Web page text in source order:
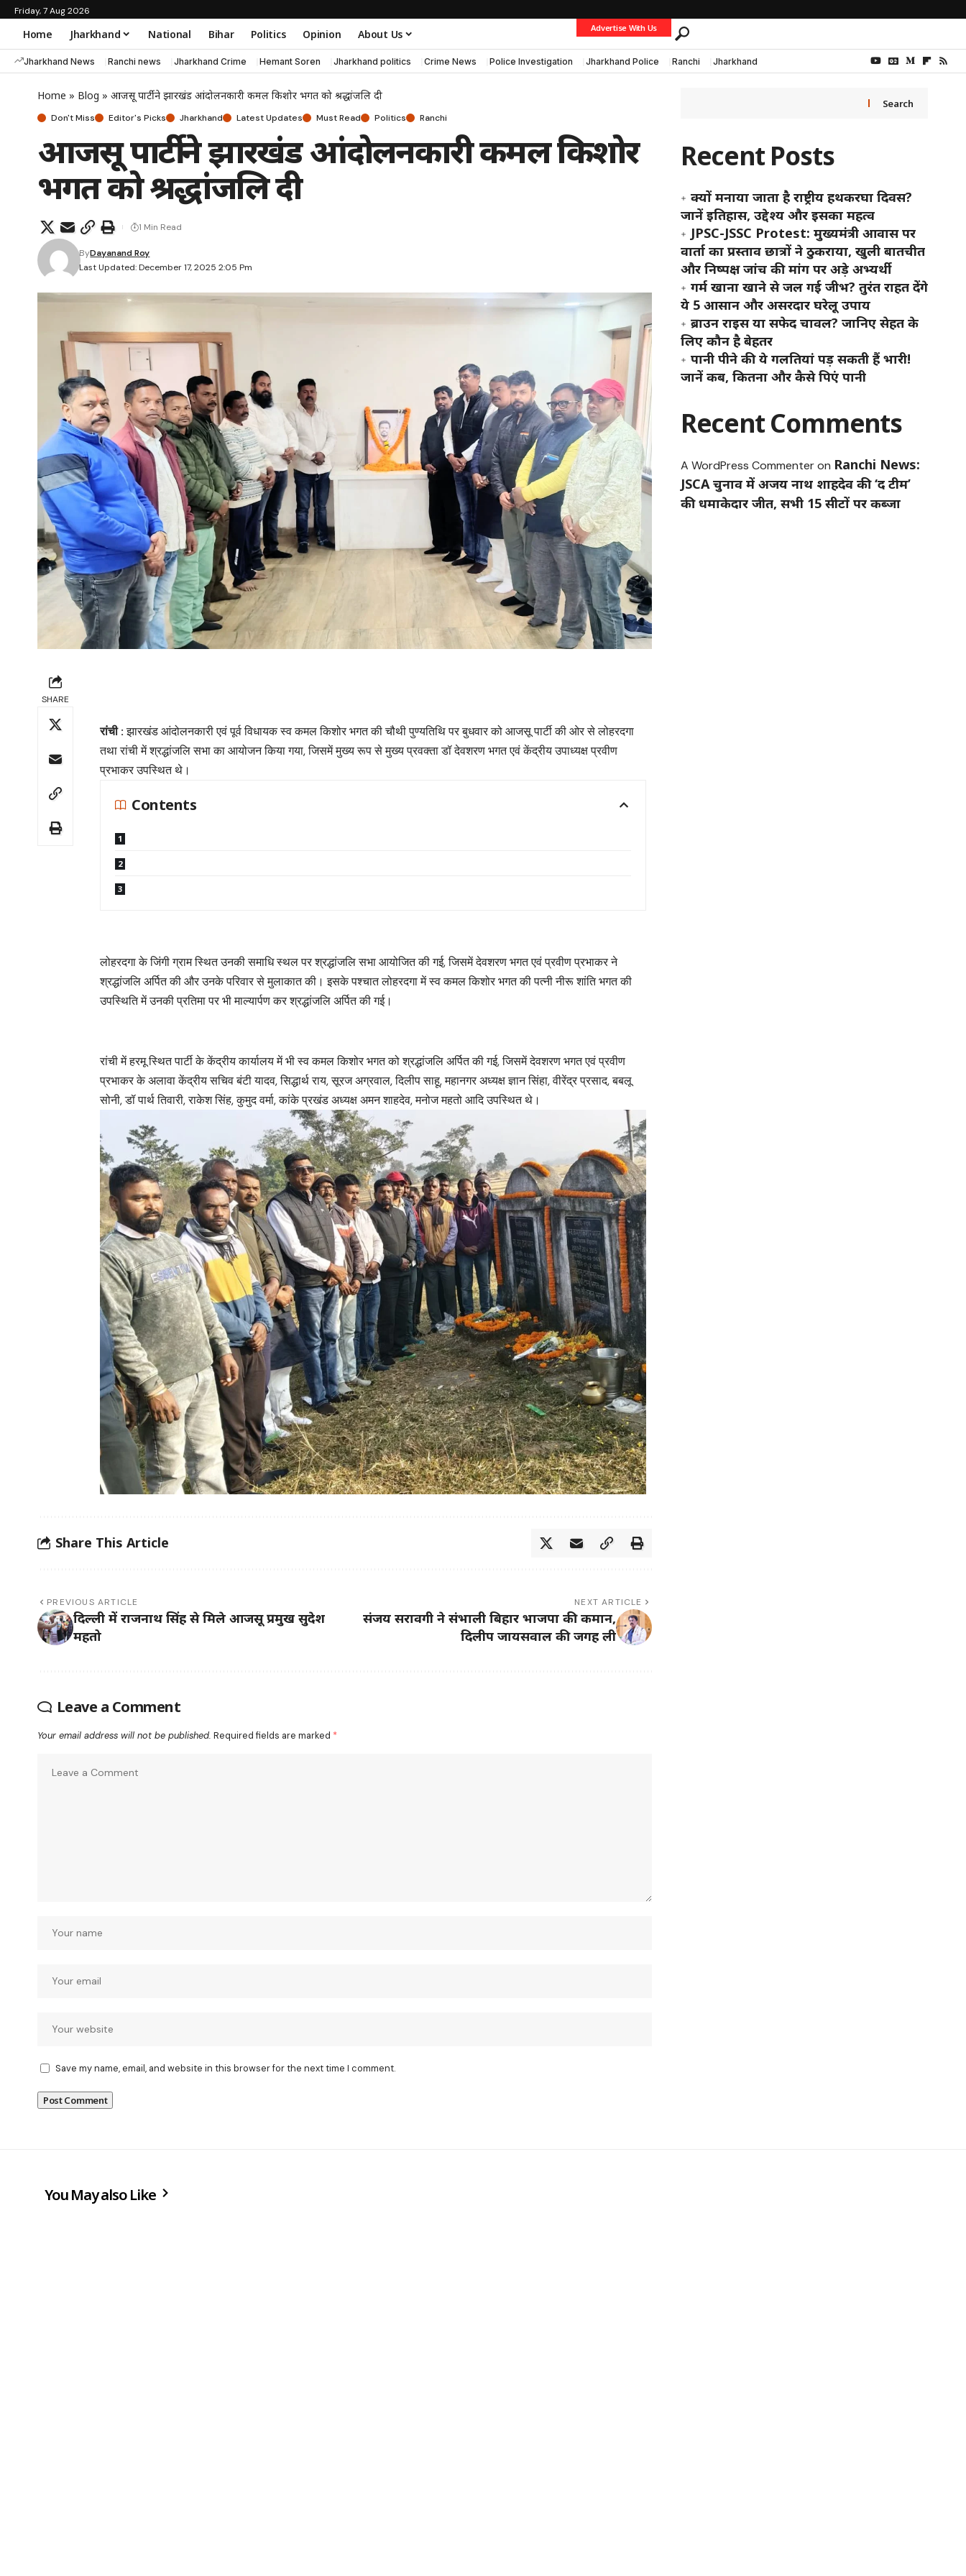
Friday, 7 Aug 2026
Home Jharkhand National Bihar Politics Opinion About Us Advertise With Us
Jharkhand News Ranchi news Jharkhand Crime Hemant Soren Jharkhand politics Crime News Police Investigation Jharkhand Police Ranchi Jharkhand
Home » Blog » आजसू पार्टी ने झारखंड आंदोलनकारी कमल किशोर भगत को श्रद्धांजलि दी
Don't Miss Editor's Picks Jharkhand Latest Updates Must Read Politics Ranchi
आजसू पार्टी ने झारखंड आंदोलनकारी कमल किशोर
भगत को श्रद्धांजलि दी
Last Updated: December 17, 2025 2:05 Pm
ByDayanand Roy
1 Min Read
SHARE
रांची :झारखंड आंदोलनकारी एवं पूर्व विधायक स्व कमल किशोर भगत की चौथी पुण्यतिथि पर बुधवार को आजसू पार्टी की ओर से लोहरदगा
तथा रांची में श्रद्धांजलि सभा का आयोजन किया गया, जिसमें मुख्य रूप से मुख्य प्रवक्ता डॉ देवशरण भगत एवं केंद्रीय उपाध्यक्ष प्रवीण
प्रभाकर उपस्थित थे।
Contents
लोहरदगा के जिंगी ग्राम स्थित उनकी समाधि स्थल पर श्रद्धांजलि सभा आयोजित की गई, जिसमें देवशरण भगत एवं प्रवीण प्रभाकर ने
श्रद्धांजलि अर्पित की और उनके परिवार से मुलाकात की। इसके पश्चात लोहरदगा में स्व कमल किशोर भगत की पत्नी नीरू शांति भगत की
उपस्थिति में उनकी प्रतिमा पर भी माल्यार्पण कर श्रद्धांजलि अर्पित की गई।
रांची में हरमू स्थित पार्टी के केंद्रीय कार्यालय में भी स्व कमल किशोर भगत को श्रद्धांजलि अर्पित की गई, जिसमें देवशरण भगत एवं प्रवीण
प्रभाकर के अलावा केंद्रीय सचिव बंटी यादव, सिद्धार्थ राय, सूरज अग्रवाल, दिलीप साहू, महानगर अध्यक्ष ज्ञान सिंहा, वीरेंद्र प्रसाद, बबलू
सोनी, डॉ पार्थ तिवारी, राकेश सिंह, कुमुद वर्मा, कांके प्रखंड अध्यक्ष अमन शाहदेव, मनोज महतो आदि उपस्थित थे।
Share This Article
PREVIOUS ARTICLE
दिल्ली में राजनाथ सिंह से मिले आजसू प्रमुख सुदेश
महतो
NEXT ARTICLE
संजय सरावगी ने संभाली बिहार भाजपा की कमान,
दिलीप जायसवाल की जगह ली
Leave a Comment
Your email address will not be published. Required fields are marked *
Save my name, email, and website in this browser for the next time I comment.
Search
Recent Posts
क्यों मनाया जाता है राष्ट्रीय हथकरघा दिवस?
जानें इतिहास, उद्देश्य और इसका महत्व
JPSC-JSSC Protest: मुख्यमंत्री आवास पर
वार्ता का प्रस्ताव छात्रों ने ठुकराया, खुली बातचीत
और निष्पक्ष जांच की मांग पर अड़े अभ्यर्थी
गर्म खाना खाने से जल गई जीभ? तुरंत राहत देंगे
ये 5 आसान और असरदार घरेलू उपाय
ब्राउन राइस या सफेद चावल? जानिए सेहत के
लिए कौन है बेहतर
पानी पीने की ये गलतियां पड़ सकती हैं भारी!
जानें कब, कितना और कैसे पिएं पानी
Recent Comments
A WordPress Commenteron Ranchi News:
JSCA चुनाव में अजय नाथ शाहदेव की ‘द टीम’
की धमाकेदार जीत, सभी 15 सीटों पर कब्जा
You May also Like